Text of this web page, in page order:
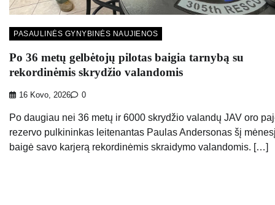
PASAULINĖS GYNYBINĖS NAUJIENOS
Po 36 metų gelbėtojų pilotas baigia tarnybą su
rekordinėmis skrydžio valandomis
16 Kovo, 2026 0
Po daugiau nei 36 metų ir 6000 skrydžio valandų JAV oro
rezervo pulkininkas leitenantas Paulas Andersonas šį
baigė savo karjerą rekordinėmis skraidymo valandomis. […]